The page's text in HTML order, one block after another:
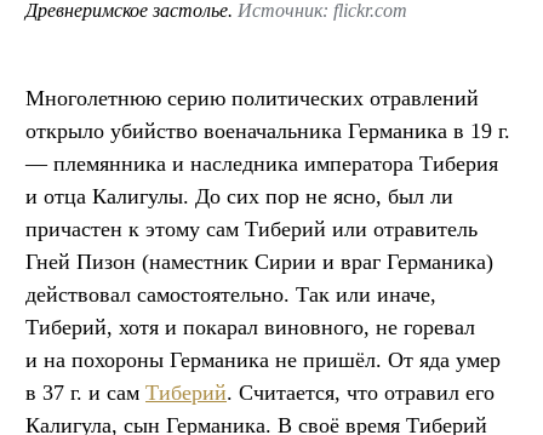
Древнеримское застолье. Источник: flickr.com
Многолетнюю серию политических отравлений
открыло убийство военачальника Германика в 19 г.
— племянника и наследника императора Тиберия
и отца Калигулы. До сих пор не ясно, был ли
причастен к этому сам Тиберий или отравитель
Гней Пизон (наместник Сирии и враг Германика)
действовал самостоятельно. Так или иначе,
Тиберий, хотя и покарал виновного, не горевал
и на похороны Германика не пришёл. От яда умер
в 37 г. и сам Тиберий. Считается, что отравил его
Калигула, сын Германика. В своё время Тиберий